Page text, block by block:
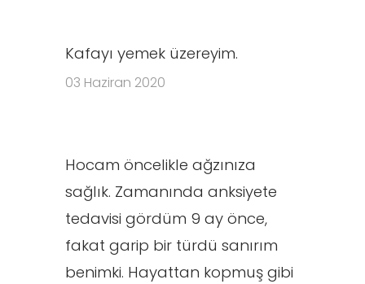
Kafayı yemek üzereyim.
03 Haziran 2020
Hocam öncelikle ağzınıza
sağlık. Zamanında anksiyete
tedavisi gördüm 9 ay önce,
fakat garip bir türdü sanırım
benimki. Hayattan kopmuş gibi